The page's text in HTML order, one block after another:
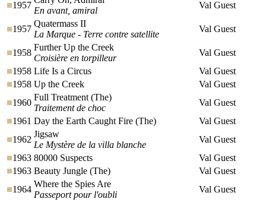
1957
En avant, amiral
Val Guest
1957
Quatermass II
La Marque - Terre contre satellite
Val Guest
1958
Further Up the Creek
Croisière en torpilleur
Val Guest
1958 Life Is a Circus
Val Guest
1958 Up the Creek
Val Guest
1960
Full Treatment (The)
Traitement de choc
Val Guest
1961 Day the Earth Caught Fire (The)
Val Guest
1962
Jigsaw
Le Mystère de la villa blanche
Val Guest
1963 80000 Suspects
Val Guest
1963 Beauty Jungle (The)
Val Guest
1964
Where the Spies Are
Passeport pour l'oubli
Val Guest